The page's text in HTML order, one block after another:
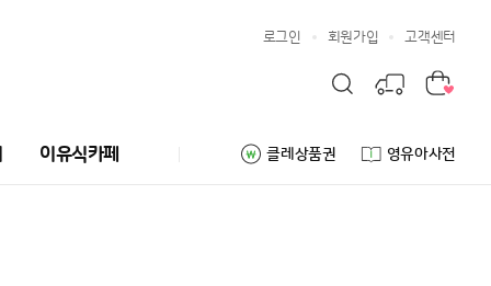
로그인 회원가입 고객센터
이유식카페 클레상품권 영유아사전